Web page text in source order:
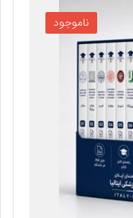
ناموجود